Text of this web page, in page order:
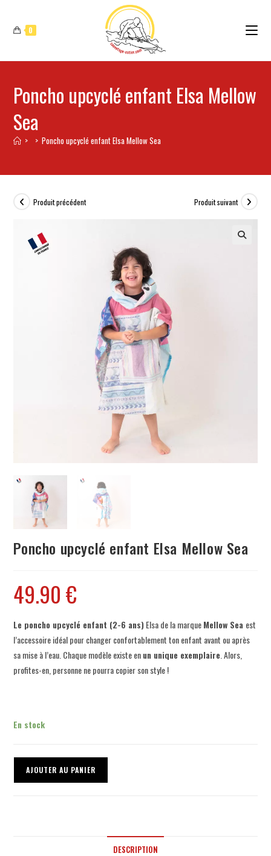
0
Poncho upcyclé enfant Elsa Mellow
Sea
> > Poncho upcyclé enfant Elsa Mellow Sea
Produit précédent Produit suivant
Poncho upcyclé enfant Elsa Mellow Sea
49.90€
Le poncho upcyclé enfant (2-6 ans) Elsa de la marqueMellow Sea est
l’accessoire idéal pour changer confortablement ton enfant avant ou après
sa mise à l’eau. Chaque modèle existe enun unique exemplaire . Alors,
profites-en, personne ne pourra copier son style !
En stock
AJOUTER AU PANIER
DESCRIPTION